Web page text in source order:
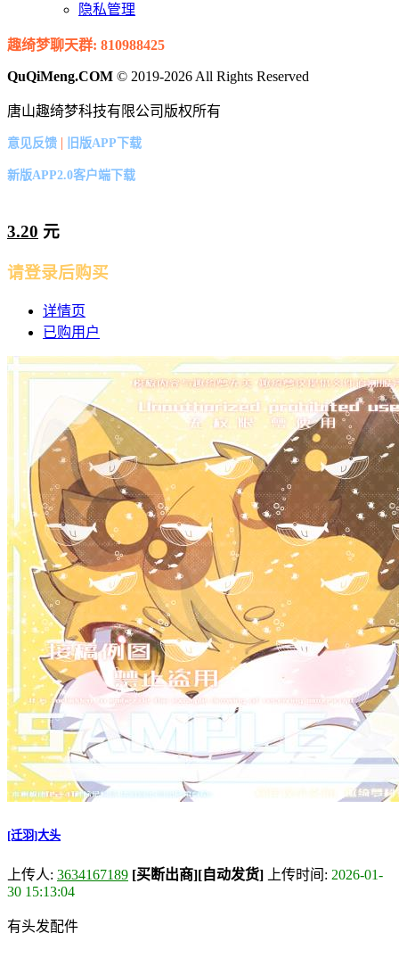
隐私管理
趣绮梦聊天群: 810988425
QuQiMeng.COM © 2019-2026 All Rights Reserved
唐山趣绮梦科技有限公司版权所有
意见反馈 | 旧版APP下载
新版APP2.0客户端下载
3.20 元
请登录后购买
详情页
已购用户
[迁羽]大头
上传人: 3634167189 [买断出商][自动发货] 上传时间: 2026-01-
30 15:13:04
有头发配件